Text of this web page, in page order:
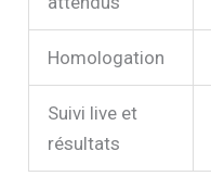
Homologation
Suivi live et
résultats